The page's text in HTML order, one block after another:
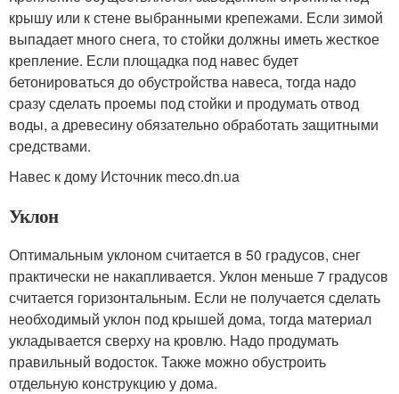
крышу или к стене выбранными крепежами. Если зимой
выпадает много снега, то стойки должны иметь жесткое
крепление. Если площадка под навес будет
бетонироваться до обустройства навеса, тогда надо
сразу сделать проемы под стойки и продумать отвод
воды, а древесину обязательно обработать защитными
средствами.
Навес к дому Источник meco.dn.ua
Уклон
Оптимальным уклоном считается в 50 градусов, снег
практически не накапливается. Уклон меньше 7 градусов
считается горизонтальным. Если не получается сделать
необходимый уклон под крышей дома, тогда материал
укладывается сверху на кровлю. Надо продумать
правильный водосток. Также можно обустроить
отдельную конструкцию у дома.